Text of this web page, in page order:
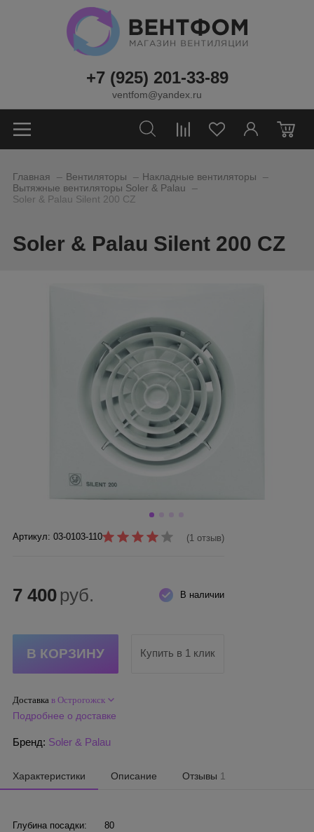
+7 (925) 201-33-89
ventfom@yandex.ru
0
Главная Вентиляторы Накладные вентиляторы
Вытяжные вентиляторы Soler & Palau _
Soler & Palau Silent 200 CZ
Soler & Palau Silent 200 CZ
(1 отзыв)
Артикул: 03-0103-110
В наличии
7 400 руб.
Купить в 1 клик
Доставка в Острогожск
Подробнее о доставке
Бренд: Soler & Palau
Характеристики Описание Отзывы 1
Глубина посадки: 80